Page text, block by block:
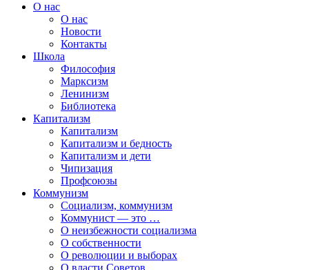
О нас
О нас
Новости
Контакты
Школа
Философия
Марксизм
Ленинизм
Библиотека
Капитализм
Капитализм
Капитализм и бедность
Капитализм и дети
Чипизация
Профсоюзы
Коммунизм
Социализм, коммунизм
Коммунист — это …
О неизбежности социализма
О собственности
О революции и выборах
О власти Советов